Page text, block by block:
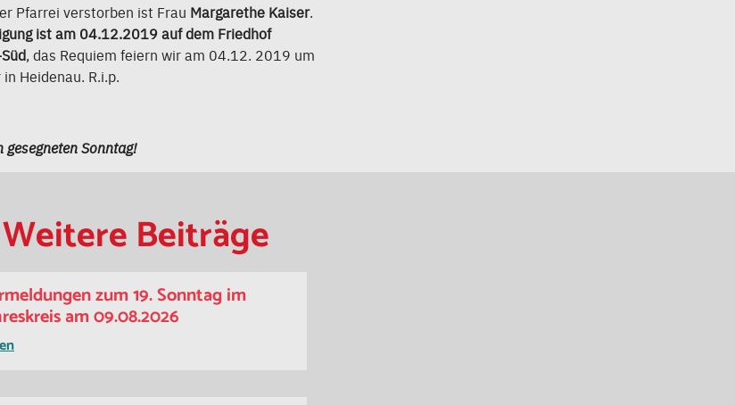
Pfarrei verstorben ist Frau Margarethe Kaiser.
ist am 04.12.2019 auf dem Friedhof
, das Requiem feiern wir am 04.12. 2019 um
Heidenau. R.i.p.
gesegneten Sonntag!
Weitere Beiträge
zum 19. Sonntag im
am 09.08.2026